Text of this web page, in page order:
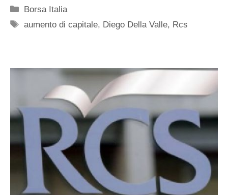
Categorie
Borsa Italia
Tag
aumento di capitale, Diego Della Valle, Rcs